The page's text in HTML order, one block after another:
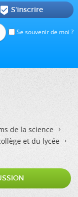
Se souvenir de moi ?
 S'inscrire
de la science
et du lycée